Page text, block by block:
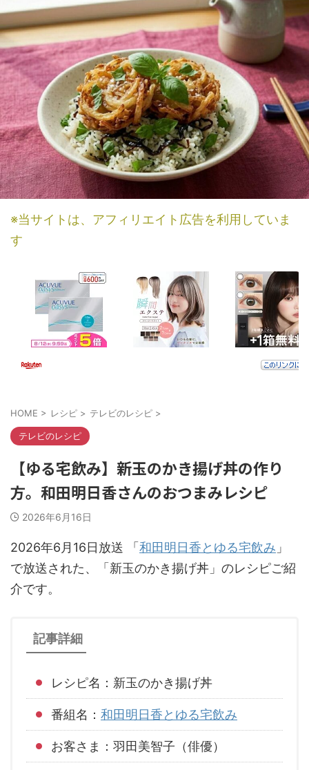
※当サイトは、アフィリエイト広告を利用していま
す
HOME > レシピ > テレビのレシピ >
テレビのレシピ
【ゆる宅飲み】新玉のかき揚げ丼の作り
方。和田明日香さんのおつまみレシピ
2026年6月16日
2026年6月16日放送 「 和田明日香とゆる宅飲み 」
で放送された、「新玉のかき揚げ丼」のレシピご紹
介です。
記事詳細
レシピ名：新玉のかき揚げ丼
番組名： 和田明日香とゆる宅飲み
お客さま：羽田美智子（俳優）